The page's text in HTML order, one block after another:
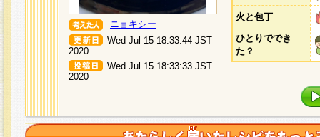
ニョキシー
Wed Jul 15 18:33:44 JST
2020
Wed Jul 15 18:33:33 JST
2020
火と包丁
ひとりででき
た？